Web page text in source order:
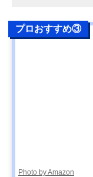
プロおすすめ③
Photo by Amazon